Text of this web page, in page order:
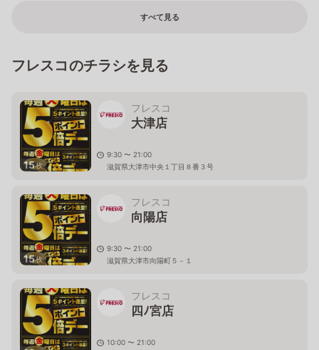
すべて見る
フレスコのチラシを見る
15枚
フレスコ
大津店
9:30 〜 21:00
滋賀県大津市中央１丁目８番３号
15枚
フレスコ
向陽店
9:30 〜 21:00
滋賀県大津市向陽町５－１
フレスコ
四ﾉ宮店
10:00 〜 21:00